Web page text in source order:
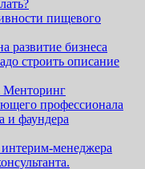
пищевого
развитие бизнеса
строить описание
Менторинг
профессионала
и фаундера
менеджера